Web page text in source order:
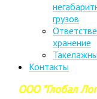
грузов
хранение
Контакты
ООО "Глобал